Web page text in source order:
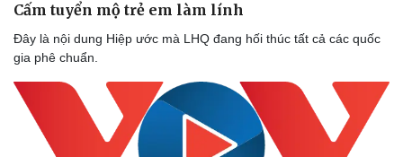
Cấm tuyển mộ trẻ em làm lính
Đây là nội dung Hiệp ước mà LHQ đang hối thúc tất cả các quốc
gia phê chuẩn.